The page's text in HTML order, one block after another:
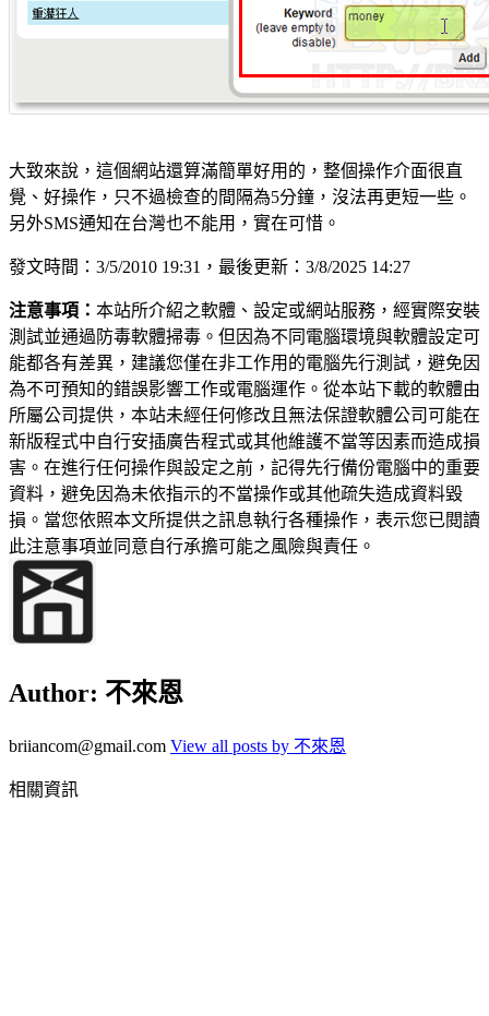
大致來說，這個網站還算滿簡單好用的，整個操作介面很直
覺、好操作，只不過檢查的間隔為5分鐘，沒法再更短一些。
另外SMS通知在台灣也不能用，實在可惜。
發文時間：3/5/2010 19:31，最後更新：3/8/2025 14:27
注意事項： 本站所介紹之軟體、設定或網站服務，經實際安裝
測試並通過防毒軟體掃毒。但因為不同電腦環境與軟體設定可
能都各有差異，建議您僅在非工作用的電腦先行測試，避免因
為不可預知的錯誤影響工作或電腦運作。從本站下載的軟體由
所屬公司提供，本站未經任何修改且無法保證軟體公司可能在
新版程式中自行安插廣告程式或其他維護不當等因素而造成損
害。在進行任何操作與設定之前，記得先行備份電腦中的重要
資料，避免因為未依指示的不當操作或其他疏失造成資料毀
損。當您依照本文所提供之訊息執行各種操作，表示您已閱讀
此注意事項並同意自行承擔可能之風險與責任。
Author: 不來恩
briiancom@gmail.com View all posts by 不來恩
相關資訊